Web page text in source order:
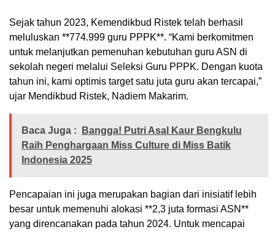
Sejak tahun 2023, Kemendikbud Ristek telah berhasil
meluluskan **774.999 guru PPPK**. “Kami berkomitmen
untuk melanjutkan pemenuhan kebutuhan guru ASN di
sekolah negeri melalui Seleksi Guru PPPK. Dengan kuota
tahun ini, kami optimis target satu juta guru akan tercapai,”
ujar Mendikbud Ristek, Nadiem Makarim.
Baca Juga :
Bangga! Putri Asal Kaur Bengkulu
Raih Penghargaan Miss Culture di Miss Batik
Indonesia 2025
Pencapaian ini juga merupakan bagian dari inisiatif lebih
besar untuk memenuhi alokasi **2,3 juta formasi ASN**
yang direncanakan pada tahun 2024. Untuk mencapai